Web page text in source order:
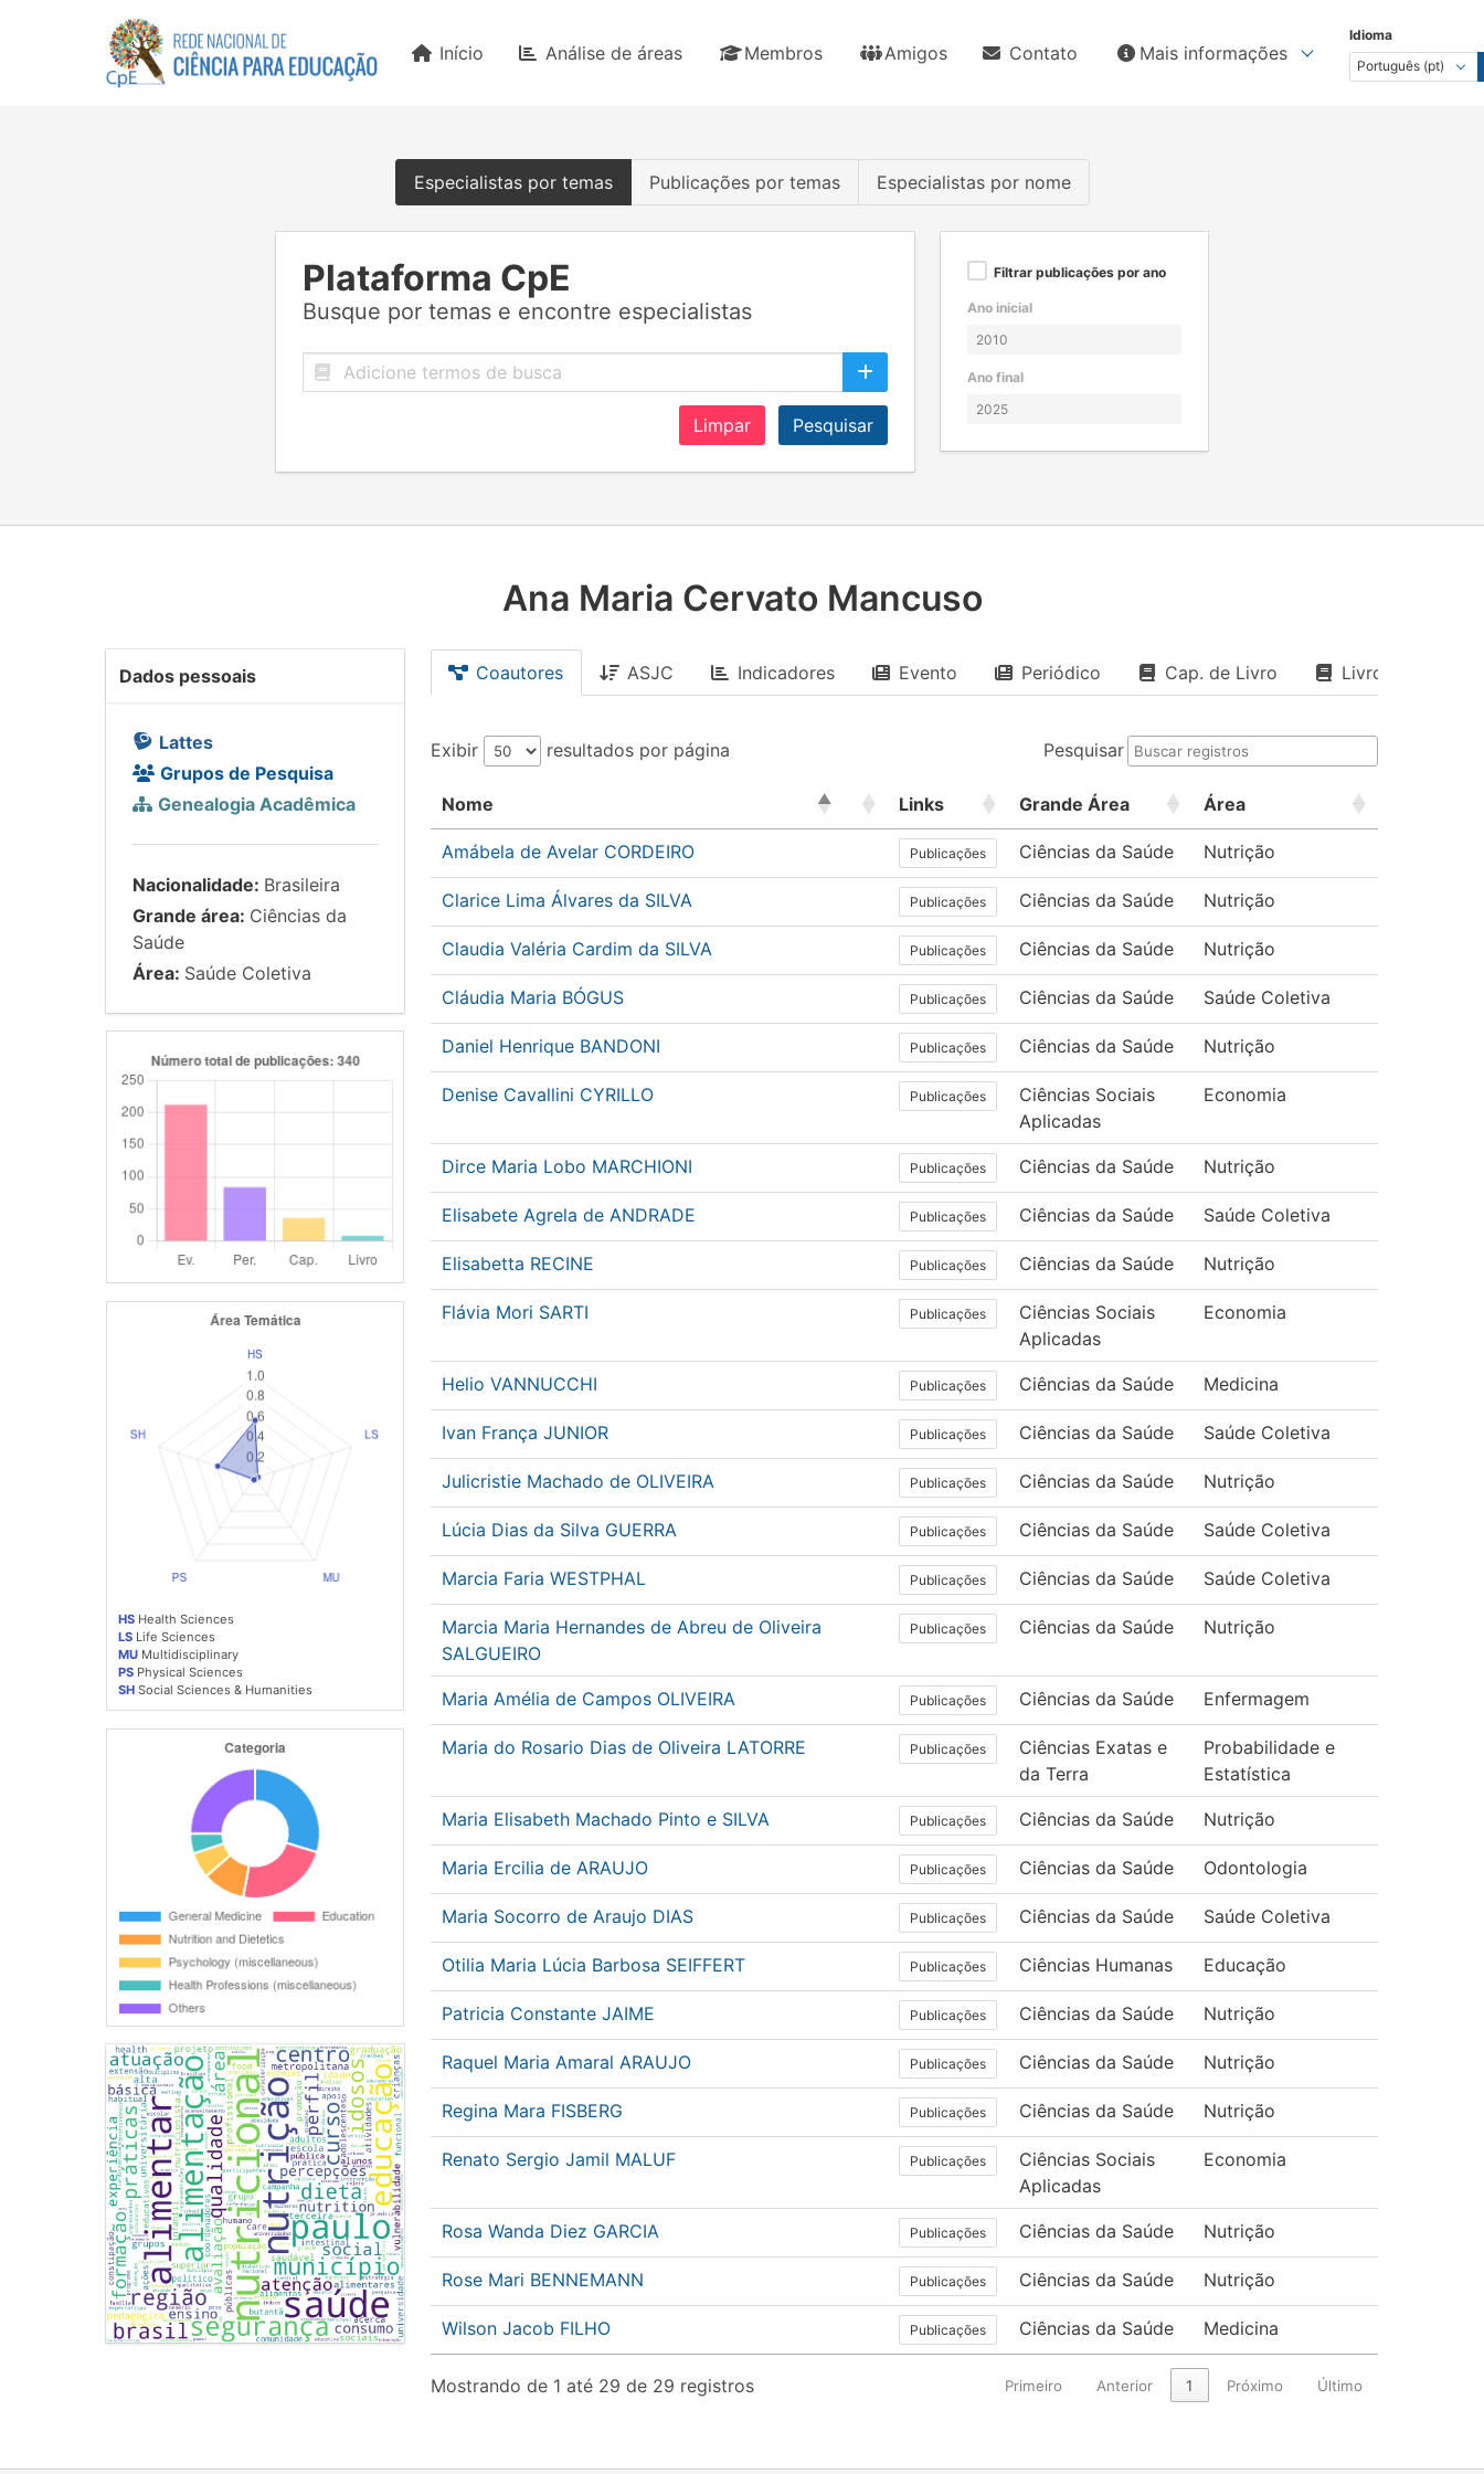
Início Análise de áreas Membros Amigos Contato Mais informações
Idioma
Especialistas por temas Publicações por temas Especialistas por nome
Plataforma CpE
Busque por temas e encontre especialistas
Limpar Pesquisar
Filtrar publicações por ano
Ano inicial
Ano final
Ana Maria Cervato Mancuso
Dados pessoais
Lattes
Grupos de Pesquisa
Genealogia Acadêmica
Nacionalidade: Brasileira
Grande área: Ciências da
Saúde
Área: Saúde Coletiva
HS Health Sciences
LS Life Sciences
MU Multidisciplinary
PS Physical Sciences
SH Social Sciences & Humanities
Coautores ASJC Indicadores Evento Periódico Cap. de Livro Livro
Exibir resultados por página Pesquisar
Nome Links Grande Área Área
Amábela de Avelar CORDEIRO Publicações Ciências da Saúde Nutrição
Clarice Lima Álvares da SILVA Publicações Ciências da Saúde Nutrição
Claudia Valéria Cardim da SILVA Publicações Ciências da Saúde Nutrição
Cláudia Maria BÓGUS Publicações Ciências da Saúde Saúde Coletiva
Daniel Henrique BANDONI Publicações Ciências da Saúde Nutrição
Denise Cavallini CYRILLO Publicações
Ciências Sociais
Aplicadas
Economia
Dirce Maria Lobo MARCHIONI Publicações Ciências da Saúde Nutrição
Elisabete Agrela de ANDRADE Publicações Ciências da Saúde Saúde Coletiva
Elisabetta RECINE Publicações Ciências da Saúde Nutrição
Flávia Mori SARTI Publicações
Ciências Sociais
Aplicadas
Economia
Helio VANNUCCHI Publicações Ciências da Saúde Medicina
Ivan França JUNIOR Publicações Ciências da Saúde Saúde Coletiva
Julicristie Machado de OLIVEIRA Publicações Ciências da Saúde Nutrição
Lúcia Dias da Silva GUERRA Publicações Ciências da Saúde Saúde Coletiva
Marcia Faria WESTPHAL Publicações Ciências da Saúde Saúde Coletiva
Marcia Maria Hernandes de Abreu de Oliveira
SALGUEIRO
Publicações Ciências da Saúde Nutrição
Maria Amélia de Campos OLIVEIRA Publicações Ciências da Saúde Enfermagem
Maria do Rosario Dias de Oliveira LATORRE Publicações
Ciências Exatas e
da Terra
Probabilidade e
Estatística
Maria Elisabeth Machado Pinto e SILVA Publicações Ciências da Saúde Nutrição
Maria Ercilia de ARAUJO Publicações Ciências da Saúde Odontologia
Maria Socorro de Araujo DIAS Publicações Ciências da Saúde Saúde Coletiva
Otilia Maria Lúcia Barbosa SEIFFERT Publicações Ciências Humanas Educação
Patricia Constante JAIME Publicações Ciências da Saúde Nutrição
Raquel Maria Amaral ARAUJO Publicações Ciências da Saúde Nutrição
Regina Mara FISBERG Publicações Ciências da Saúde Nutrição
Renato Sergio Jamil MALUF Publicações
Ciências Sociais
Aplicadas
Economia
Rosa Wanda Diez GARCIA Publicações Ciências da Saúde Nutrição
Rose Mari BENNEMANN Publicações Ciências da Saúde Nutrição
Wilson Jacob FILHO Publicações Ciências da Saúde Medicina
Mostrando de 1 até 29 de 29 registros Primeiro Anterior 1 Próximo Último